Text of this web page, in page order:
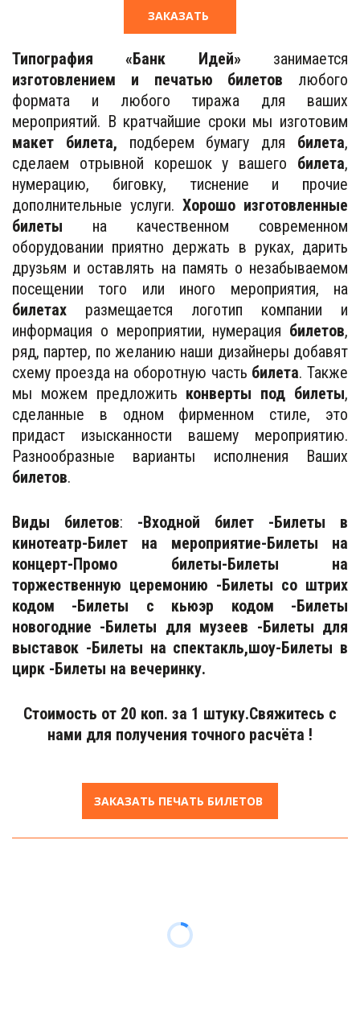
ЗАКАЗАТЬ
Типография «Банк Идей» занимается
изготовлением и печатью билетов любого
формата и любого тиража для ваших
мероприятий. В кратчайшие сроки мы изготовим
макет билета, подберем бумагу для билета,
сделаем отрывной корешок у вашего билета,
нумерацию, биговку, тиснение и прочие
дополнительные услуги. Хорошо изготовленные
билеты на качественном современном
оборудовании приятно держать в руках, дарить
друзьям и оставлять на память о незабываемом
посещении того или иного мероприятия, на
билетах размещается логотип компании и
информация о мероприятии, нумерация билетов,
ряд, партер, по желанию наши дизайнеры добавят
схему проезда на оборотную часть билета. Также
мы можем предложить конверты под билеты,
сделанные в одном фирменном стиле, это
придаст изысканности вашему мероприятию.
Разнообразные варианты исполнения Ваших
билетов.
Виды билетов: -Входной билет -Билеты в
кинотеатр-Билет на мероприятие-Билеты на
концерт-Промо билеты-Билеты на
торжественную церемонию -Билеты со штрих
кодом -Билеты с кьюэр кодом -Билеты
новогодние -Билеты для музеев -Билеты для
выставок -Билеты на спектакль,шоу-Билеты в
цирк -Билеты на вечеринку.
Cтоимость от 20 коп. за 1 штуку.Cвяжитесь с
нами для получения точного расчёта !
ЗАКАЗАТЬ ПЕЧАТЬ БИЛЕТОВ